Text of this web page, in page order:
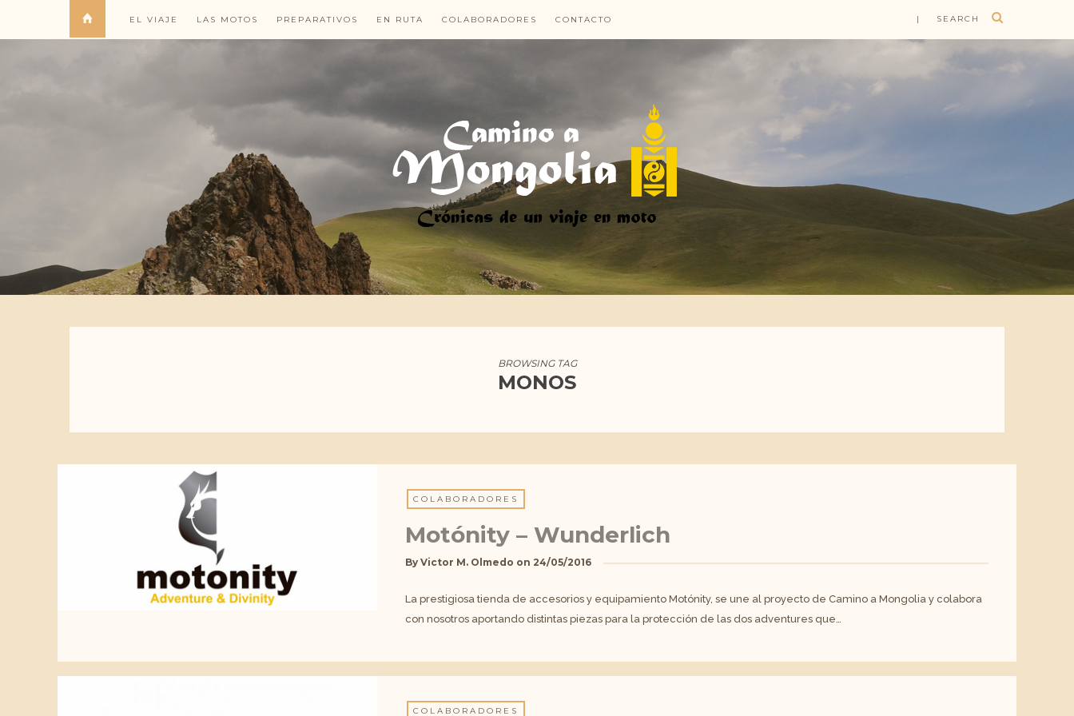
| SEARCH
EL VIAJE LAS MOTOS PREPARATIVOS EN RUTA COLABORADORES CONTACTO
BROWSING TAG
MONOS
COLABORADORES
Motónity – Wunderlich
By Victor M. Olmedo on 24/05/2016
La prestigiosa tienda de accesorios y equipamiento Motónity, se une al proyecto de Camino a Mongolia y colabora
con nosotros aportando distintas piezas para la protección de las dos adventures que…
COLABORADORES